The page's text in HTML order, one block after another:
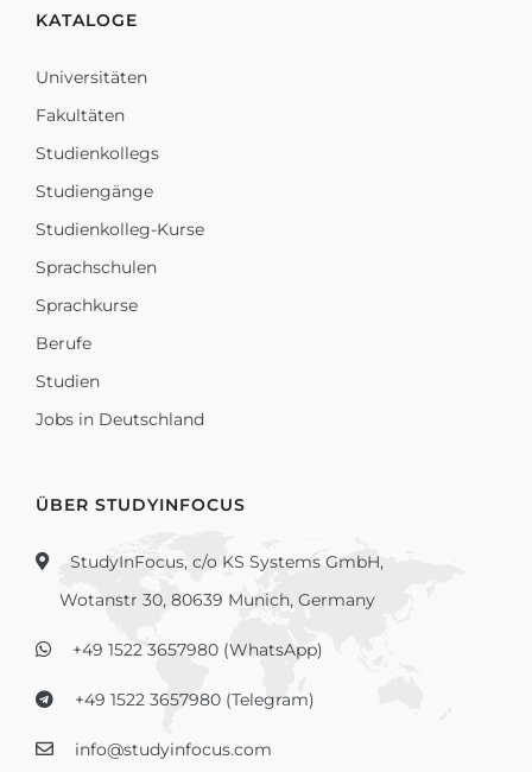
KATALOGE
Universitäten
Fakultäten
Studienkollegs
Studiengänge
Studienkolleg-Kurse
Sprachschulen
Sprachkurse
Berufe
Studien
Jobs in Deutschland
ÜBER STUDYINFOCUS
StudyInFocus, c/o KS Systems GmbH,
Wotanstr 30, 80639 Munich, Germany
+49 1522 3657980 (WhatsApp)
+49 1522 3657980 (Telegram)
info@studyinfocus.com